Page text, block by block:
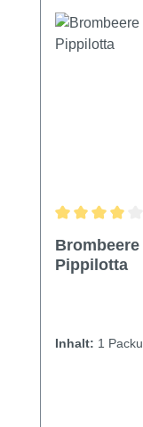
Pippilotta
Inhalt: 1